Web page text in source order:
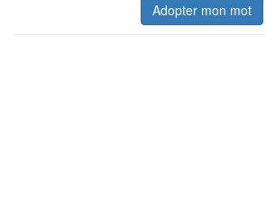
Adopter mon mot